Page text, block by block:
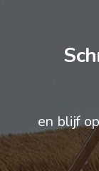
en blijf